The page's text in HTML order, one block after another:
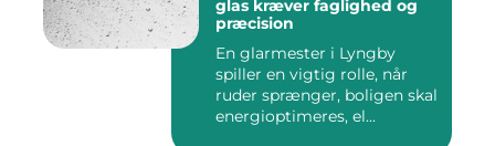
glas kræver faglighed og
præcision
En glarmester i Lyngby
spiller en vigtig rolle, når
ruder sprænger, boligen skal
energioptimeres, el...